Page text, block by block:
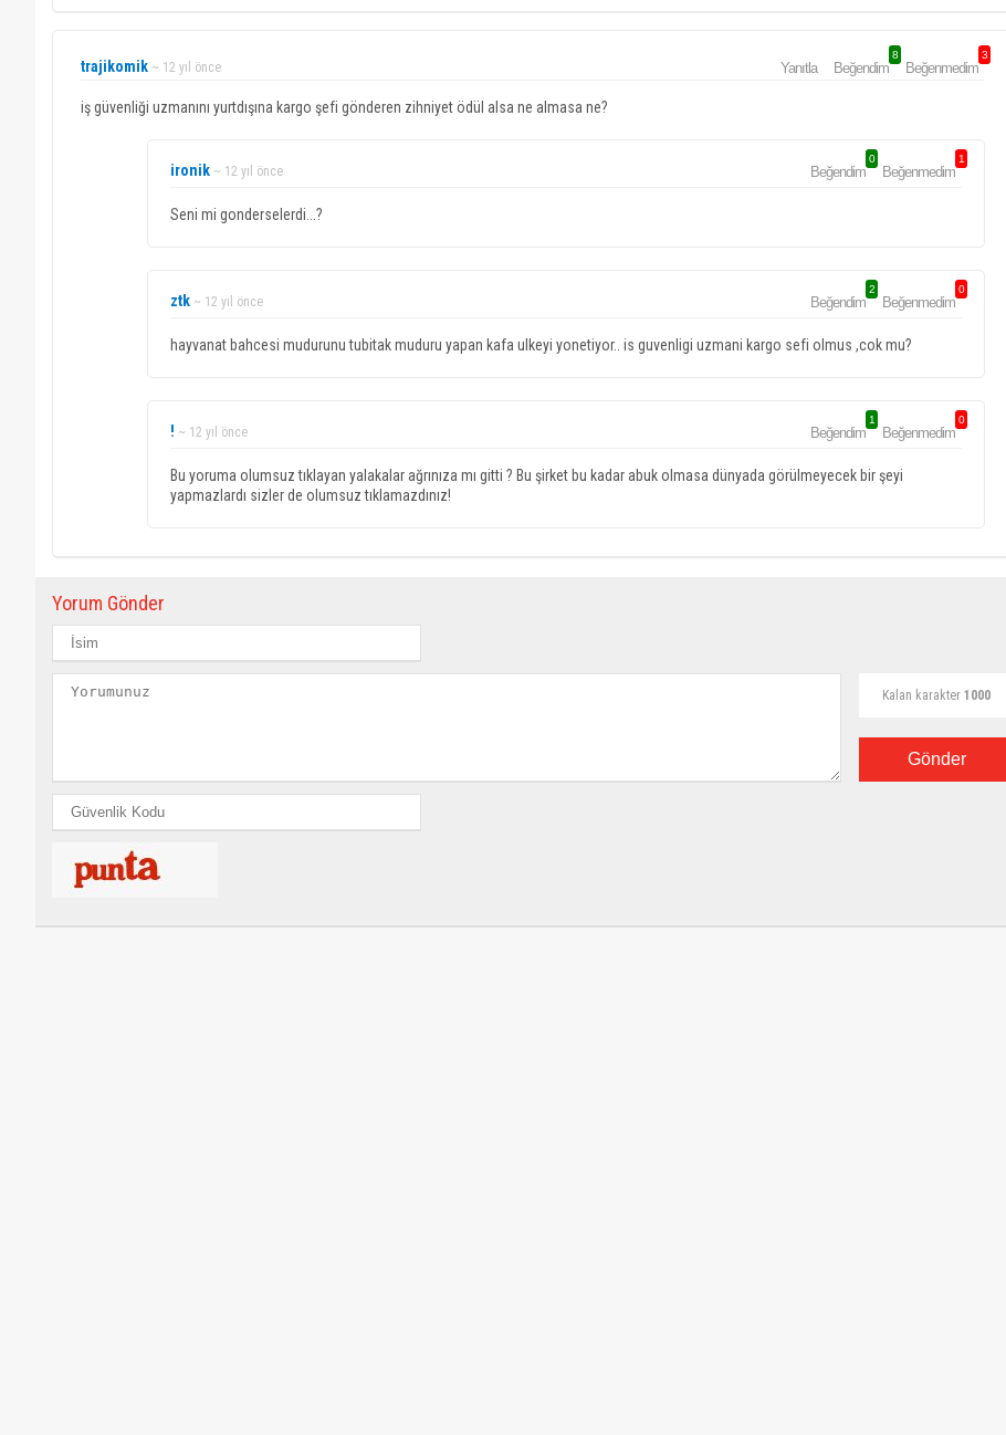
trajikomik ~ 12 yıl önce Yanıtla Beğendim
8
Beğenmedim
3
iş güvenliği uzmanını yurtdışına kargo şefi gönderen zihniyet ödül alsa ne almasa ne?
ironik ~ 12 yıl önce Beğendim
0
Beğenmedim
1
Seni mi gonderselerdi...?
ztk ~ 12 yıl önce Beğendim
2
Beğenmedim
0
hayvanat bahcesi mudurunu tubitak muduru yapan kafa ulkeyi yonetiyor.. is guvenligi uzmani kargo sefi olmus ,cok mu?
! ~ 12 yıl önce Beğendim
1
Beğenmedim
0
Bu yoruma olumsuz tıklayan yalakalar ağrınıza mı gitti ? Bu şirket bu kadar abuk olmasa dünyada görülmeyecek bir şeyi
yapmazlardı sizler de olumsuz tıklamazdınız!
Yorum Gönder
Kalan karakter 1000
Gönder